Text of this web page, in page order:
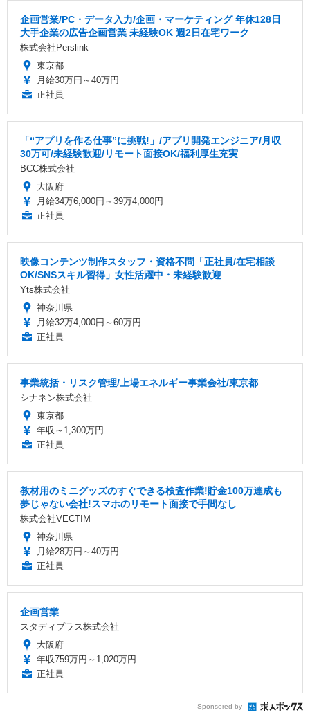
企画営業/PC・データ入力/企画・マーケティング 年休128日
大手企業の広告企画営業 未経験OK 週2日在宅ワーク
株式会社Perslink
東京都
月給30万円～40万円
正社員
「“アプリを作る仕事”に挑戦!」/アプリ開発エンジニア/月収
30万可/未経験歓迎/リモート面接OK/福利厚生充実
BCC株式会社
大阪府
月給34万6,000円～39万4,000円
正社員
映像コンテンツ制作スタッフ・資格不問「正社員/在宅相談
OK/SNSスキル習得」女性活躍中・未経験歓迎
Yts株式会社
神奈川県
月給32万4,000円～60万円
正社員
事業統括・リスク管理/上場エネルギー事業会社/東京都
シナネン株式会社
東京都
年収～1,300万円
正社員
教材用のミニグッズのすぐできる検査作業!貯金100万達成も
夢じゃない会社!スマホのリモート面接で手間なし
株式会社VECTIM
神奈川県
月給28万円～40万円
正社員
企画営業
スタディプラス株式会社
大阪府
年収759万円～1,020万円
正社員
Sponsored by